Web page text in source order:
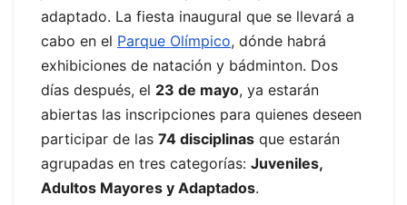
adaptado. La fiesta inaugural que se llevará a
cabo en el Parque Olímpico, dónde habrá
exhibiciones de natación y bádminton. Dos
días después, el 23 de mayo, ya estarán
abiertas las inscripciones para quienes deseen
participar de las 74 disciplinas que estarán
agrupadas en tres categorías: Juveniles,
Adultos Mayores y Adaptados.